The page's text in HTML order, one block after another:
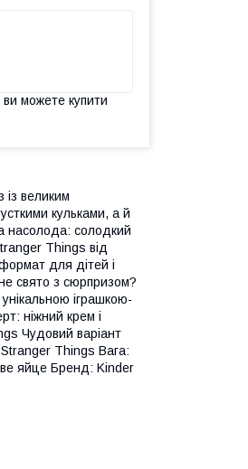
ви можете купити
великим
кульками, а й
насолода: солодкий
Things від
для дітей і
свято з сюрпризом?
іграшкою-
ніжний крем і
Чудовий варіант
Stranger Things Вага:
яйце Бренд: Kinder